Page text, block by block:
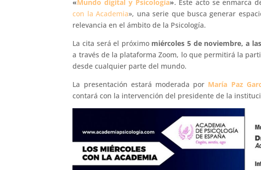
«Mundo digital y Psicología». Este acto se enmarca
con la Academia», una serie que busca generar
relevancia en el ámbito de la Psicología.
La cita será el próximo miércoles 5 de noviembre, a
a través de la plataforma Zoom, lo que permitirá la
desde cualquier parte del mundo.
La presentación estará moderada por María Paz
contará con la intervención del presidente de la